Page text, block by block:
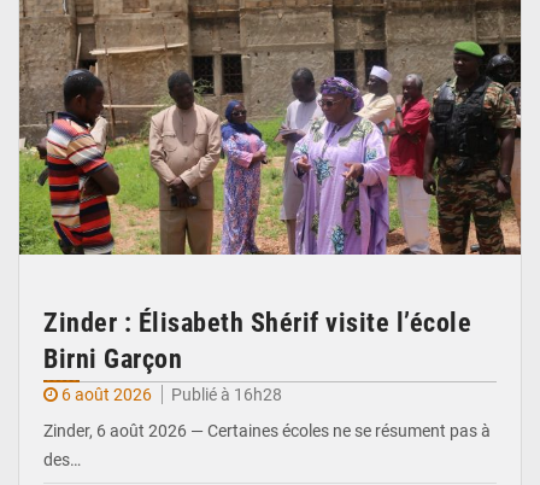
Zinder : Élisabeth Shérif visite l’école
Birni Garçon
6 août 2026
Publié à 16h28
Zinder, 6 août 2026 — Certaines écoles ne se résument pas à
des…